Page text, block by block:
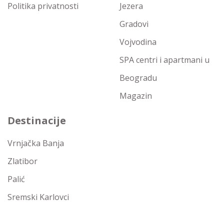
Politika privatnosti
Jezera
Gradovi
Vojvodina
SPA centri i apartmani u
Beogradu
Magazin
Destinacije
Vrnjačka Banja
Zlatibor
Palić
Sremski Karlovci